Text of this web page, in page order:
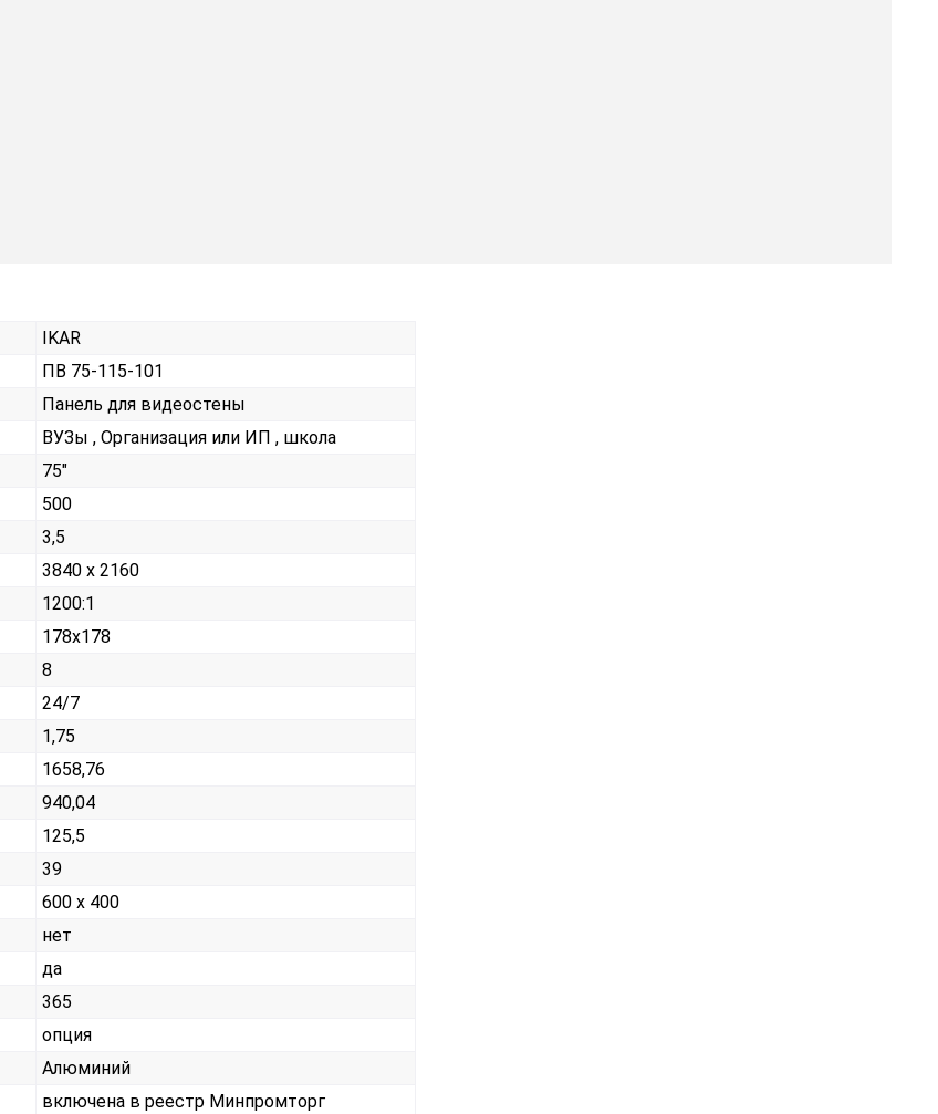
IKAR
ПВ 75-115-101
Панель для видеостены
ВУЗы , Организация или ИП , школа
75"
500
3,5
3840 x 2160
1200:1
178x178
8
24/7
1,75
1658,76
940,04
125,5
39
600 x 400
нет
да
365
опция
Алюминий
включена в реестр Минпромторг